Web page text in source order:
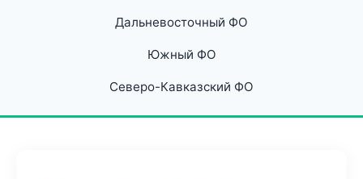
Дальневосточный ФО
Южный ФО
Северо-Кавказский ФО